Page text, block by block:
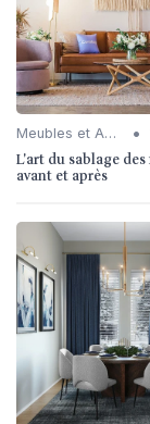
Meubles et Accessoires •
L'art du sablage des
avant et après